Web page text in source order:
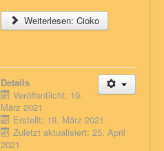
Weiterlesen: Cioko
Details
Veröffentlicht: 19.
März 2021
Erstellt: 19. März 2021
Zuletzt aktualisiert: 25. April
2021